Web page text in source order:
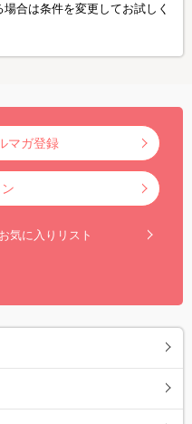
合は条件を変更してお試しく
マガ登録
お気に入りリスト